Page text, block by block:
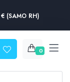
(SAMO RH)
0